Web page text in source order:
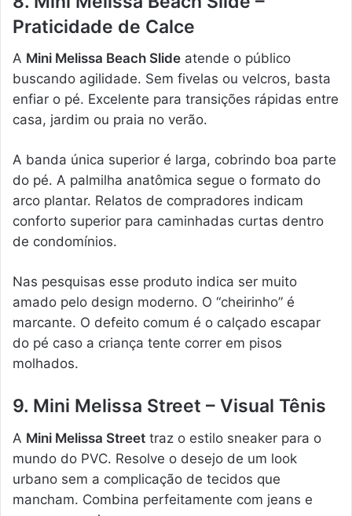
Praticidade de Calce
A Mini Melissa Beach Slide atende o público
buscando agilidade. Sem fivelas ou velcros, basta
enfiar o pé. Excelente para transições rápidas entre
casa, jardim ou praia no verão.
A banda única superior é larga, cobrindo boa parte
do pé. A palmilha anatômica segue o formato do
arco plantar. Relatos de compradores indicam
conforto superior para caminhadas curtas dentro
de condomínios.
Nas pesquisas esse produto indica ser muito
amado pelo design moderno. O “cheirinho” é
marcante. O defeito comum é o calçado escapar
do pé caso a criança tente correr em pisos
molhados.
9. Mini Melissa Street – Visual Tênis
A Mini Melissa Street traz o estilo sneaker para o
mundo do PVC. Resolve o desejo de um look
urbano sem a complicação de tecidos que
mancham. Combina perfeitamente com jeans e